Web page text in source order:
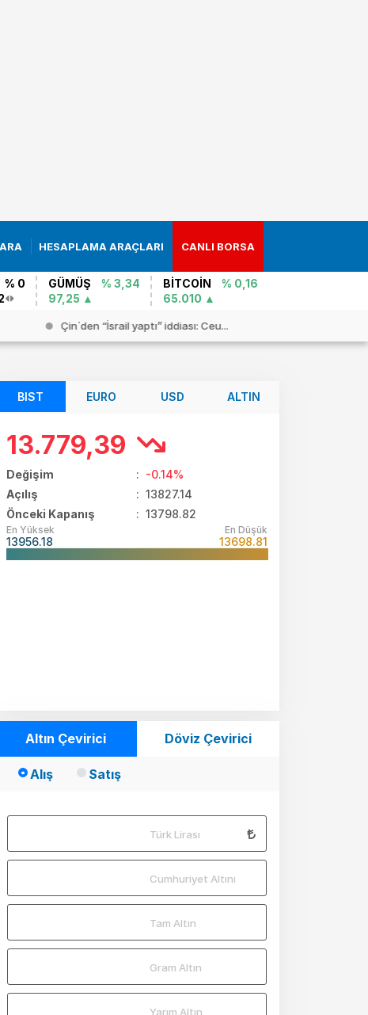
HESAPLAMA ARAÇLARI CANLI BORSA
% 0
GÜMÜŞ
% 3,34
97,25
BİTCOİN
% 0,16
65.010
Çin`den “İsrail yaptı” iddiası: Ceu...
BIST EURO USD ALTIN
13.779,39
Değişim : -0.14%
Açılış
: 13827.14
Önceki Kapanış
: 13798.82
En Yüksek
13956.18
En Düşük
13698.81
Altın Çevirici Döviz Çevirici
Alış Satış
Türk Lirası
Cumhuriyet Altını
Tam Altın
Gram Altın
Yarım Altın